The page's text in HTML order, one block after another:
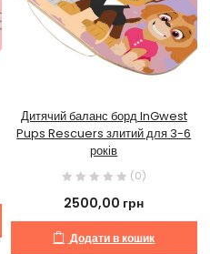
Дитячий баланс борд InGwest
Pups Rescuers злитий для 3-6
років
(0)
2500,00 грн
Додати в кошик